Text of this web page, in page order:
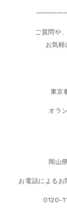
ご質問や
お気
東京
オラ
岡山
お電話によるお
0120-